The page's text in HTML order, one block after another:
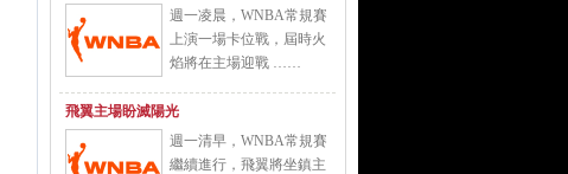
週一凌晨，WNBA常規賽
上演一場卡位戰，屆時火
焰將在主場迎戰 ……
飛翼主場盼滅陽光
週一清早，WNBA常規賽
繼續進行，飛翼將坐鎮主